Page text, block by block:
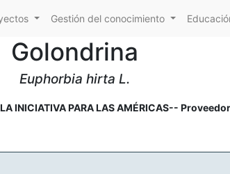
Gestión del conocimiento
Golondrina
Euphorbia hirta L.
LA INICIATIVA PARA LAS AMÉRICAS-- Proveedor